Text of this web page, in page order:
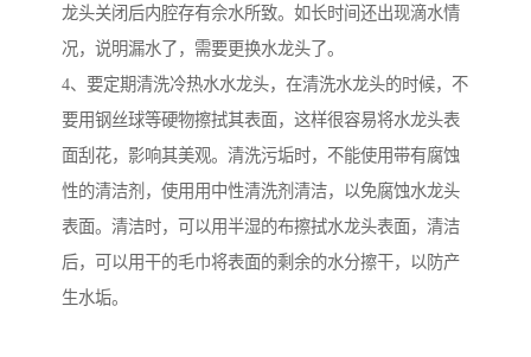
龙头关闭后内腔存有佘水所致。如长时间还出现滴水情
况，说明漏水了，需要更换水龙头了。
4、要定期清洗冷热水水龙头，在清洗水龙头的时候，不
要用钢丝球等硬物擦拭其表面，这样很容易将水龙头表
面刮花，影响其美观。清洗污垢时，不能使用带有腐蚀
性的清洁剂，使用用中性清洗剂清洁，以免腐蚀水龙头
表面。清洁时，可以用半湿的布擦拭水龙头表面，清洁
后，可以用干的毛巾将表面的剩余的水分擦干，以防产
生水垢。